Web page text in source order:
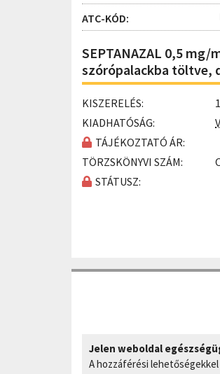
ATC-KÓD:
SEPTANAZAL 0,5
szórópalackba töltve,
KISZERELÉS:
KIADHATÓSÁG:
TÁJÉKOZTATÓ ÁR:
TÖRZSKÖNYVI SZÁM:
STÁTUSZ:
Jelen weboldal
A hozzáférési